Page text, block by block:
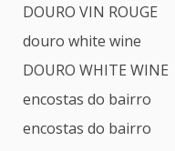
DOURO VIN ROUGE
douro white wine
DOURO WHITE WINE
encostas do bairro
encostas do bairro